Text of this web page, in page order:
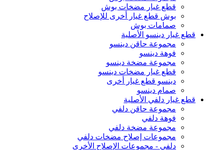
قطع غيار مضخات بوش
بوش قطع غيار أخرى للإصلاح
صمامات بوش
قطع غيار دينسو الأصلية
مجموعة حاقن دينسو
فوهة دينسو
مجموعة مضخة دينسو
قطع غيار مضخات دينسو
دينسو قطع غيار أخرى
صمام دينسو
قطع غيار دلفي الأصلية
مجموعة حاقن دلفي
فوهة دلفي
مجموعة مضخة دلفي
مجموعات إصلاح مضخات دلفي
دلفي - مجموعات الإصلاح الأخرى